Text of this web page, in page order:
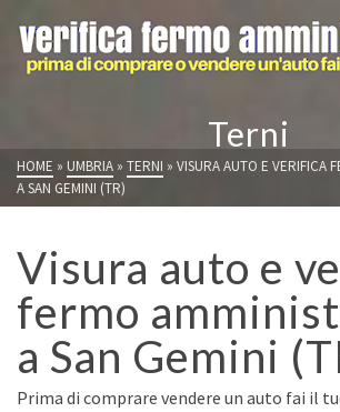
Terni
HOME » UMBRIA » TERNI » VISURA AUTO E VERIFICA
A SAN GEMINI (TR)
Visura auto e
fermo
a San Gemini
Prima di comprare vendere un auto fai il